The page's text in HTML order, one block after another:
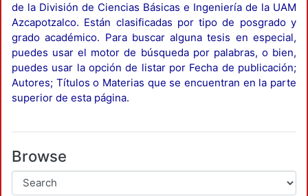
de la División de Ciencias Básicas e Ingeniería de la UAM
Azcapotzalco. Están clasificadas por tipo de posgrado y
grado académico. Para buscar alguna tesis en especial,
puedes usar el motor de búsqueda por palabras, o bien,
puedes usar la opción de listar por Fecha de publicación;
Autores; Títulos o Materias que se encuentran en la parte
superior de esta página.
Browse